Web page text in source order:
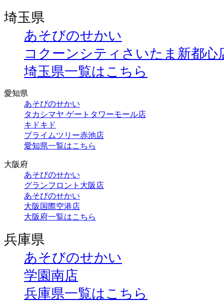
埼玉県
あそびのせかい
コクーンシティさいたま新都心
埼玉県一覧はこちら
愛知県
あそびのせかい
タカシマヤ ゲートタワーモール店
キドキド
プライムツリー赤池店
愛知県一覧はこちら
大阪府
あそびのせかい
グランフロント大阪店
あそびのせかい
大阪国際空港店
大阪府一覧はこちら
兵庫県
あそびのせかい
学園南店
兵庫県一覧はこちら